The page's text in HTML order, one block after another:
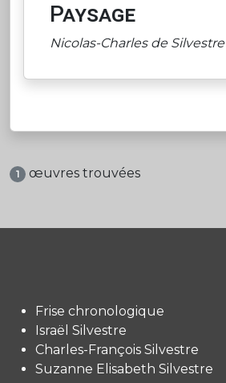
Paysage
Nicolas-Charles de Silvestre
1 œuvres trouvées
Frise chronologique
Israël Silvestre
Charles-François Silvestre
Suzanne Elisabeth Silvestre